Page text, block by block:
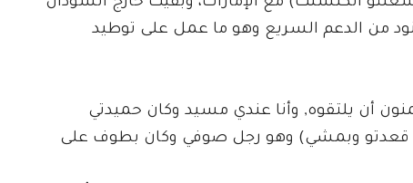
من الدعم السريع وهو ما عمل على توطيد
أن يلتقوه, وأنا عندي مسيد وكان حميدتي
قعدتو وبمشي) وهو رجل صوفي وكان بطوف على